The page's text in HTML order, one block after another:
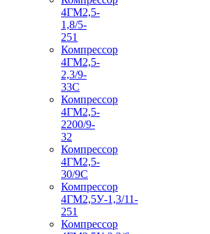
4ГМ2,5-
1,8/5-
251
Компрессор
4ГМ2,5-
2,3/9-
33С
Компрессор
4ГМ2,5-
2200/9-
32
Компрессор
4ГМ2,5-
30/9С
Компрессор
4ГМ2,5У-1,3/11-
251
Компрессор